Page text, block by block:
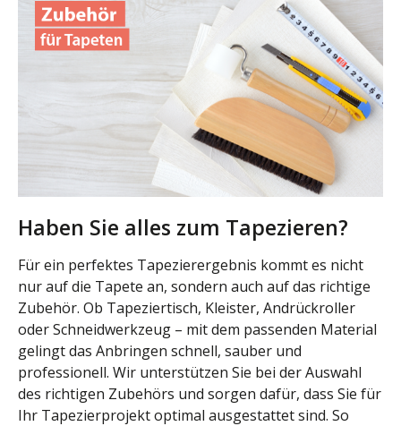
Haben Sie alles zum Tapezieren?
Für ein perfektes Tapezierergebnis kommt es nicht
nur auf die Tapete an, sondern auch auf das richtige
Zubehör. Ob Tapeziertisch, Kleister, Andrückroller
oder Schneidwerkzeug – mit dem passenden Material
gelingt das Anbringen schnell, sauber und
professionell. Wir unterstützen Sie bei der Auswahl
des richtigen Zubehörs und sorgen dafür, dass Sie für
Ihr Tapezierprojekt optimal ausgestattet sind. So